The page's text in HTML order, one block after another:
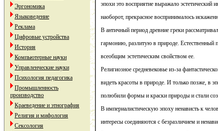
Эргономика
Языковедение
Реклама
Цифровые устройства
История
Компьютерные науки
Управленческие науки
Психология педагогика
Промышленность
производство
Краеведение и этнография
Религия и мифология
Сексология
эпохи это восприятие выражало эстетический
наоборот, прекрасное воспринималось
В античный период древние греки
гармонию, разлитую в природе. Естественный
всеобщим эстетическим свойством ее.
Религиозное средневековье из-за
видеть красоты в природе. И только позже, в
полюбили формы и краски природы и стали
В империалистическую эпоху ненависть к
интересы соединяются с безразличием и